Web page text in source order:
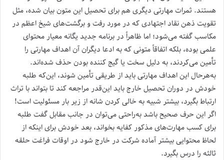
هستند. ثمرات مهارتی دیگری هم برای تحصیل این متون بیان شده، مثل
تقویت ذهن نقاد اجتهادی که در مورد رفت و برگشت‌های شیخ اعظم در
مکاسب گفته می‌شود؛ اما ظاهراً در برنامه جدید یگانه معیار محتوای
علمی بوده، بلکه اتفاقاً متونی که به ادعا دیگران آن اهداف مهارتی را
تأمین می‌کردند، به دلیل سخت یا گیج کننده بودن حذف شده‌اند.
به‌هرحال این اهداف مهارتی باید از طریقی تأمین شوند، این‌که طلبه
خودش در دوران تحصیل خارج باید این‌قدر مراجعه کند تا بتواند با تراث
ارتباط بگیرد، بیشتر شبیه به خالی کردن شانه از زیر بار مسئولیت است!
اگر این حرف صحیح باشد به‌راحتی می‌توان در جانب مقابل گفت طلبه
برای کسب مهارت‌های مذکور کفایه بخواند، بعد خودش برای اینکه از
لحاظ محتوایی بیشتر آماده شرکت در خارج شود در اوقات فراغت حلقه
ثالثه را درس بگیرد.